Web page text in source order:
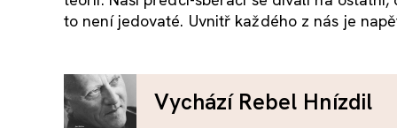
to není jedovaté. Uvnitř každého z nás je
Vychází Rebel Hnízdil